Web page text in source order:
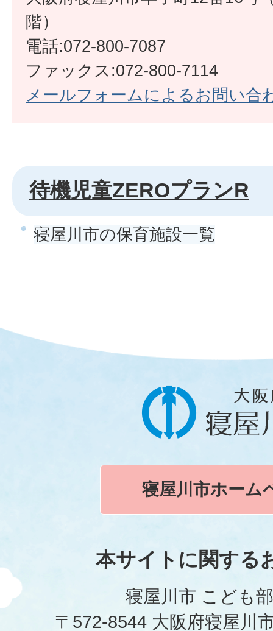
階）
電話:072-800-7087
ファックス:072-800-7114
メールフォームによるお問い合
待機児童ZEROプランR
寝屋川市の保育施設一覧
寝屋川市ホーム
本サイトに関する
寝屋川市 こども
〒572-8544 大阪府寝屋川